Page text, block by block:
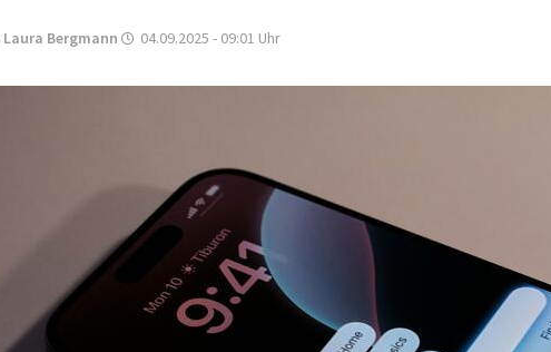
Laura Bergmann 04.09.2025 - 09:01 Uhr